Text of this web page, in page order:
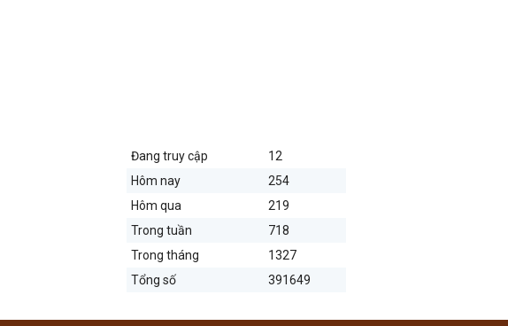
Đang truy cập
12
Hôm nay
254
Hôm qua
219
Trong tuần
718
Trong tháng
1327
Tổng số
391649